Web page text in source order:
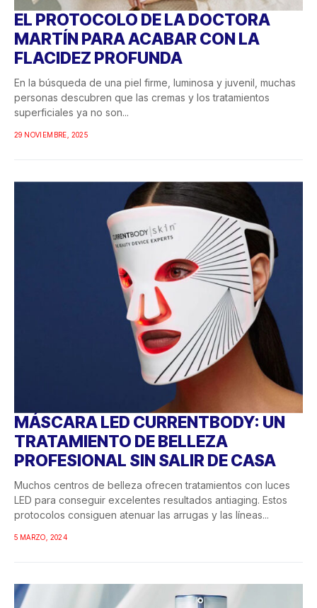
EL PROTOCOLO DE LA DOCTORA
MARTÍN PARA ACABAR CON LA
FLACIDEZ PROFUNDA
En la búsqueda de una piel firme, luminosa y juvenil, muchas
personas descubren que las cremas y los tratamientos
superficiales ya no son...
29 NOVIEMBRE, 2025
MÁSCARA LED CURRENTBODY: UN
TRATAMIENTO DE BELLEZA
PROFESIONAL SIN SALIR DE CASA
Muchos centros de belleza ofrecen tratamientos con luces
LED para conseguir excelentes resultados antiaging. Estos
protocolos consiguen atenuar las arrugas y las líneas...
5 MARZO, 2024